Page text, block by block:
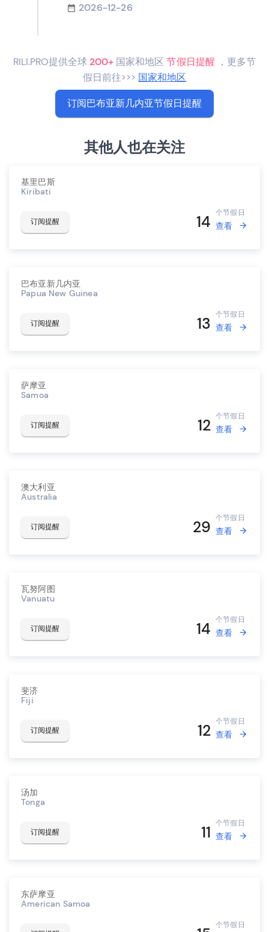
2026-12-26
RILI.PRO提供全球 200+ 国家和地区节假日提醒 ，更多节
假日前往>>> 国家和地区
订阅巴布亚新几内亚节假日提醒
其他人也在关注
基里巴斯
Kiribati
订阅提醒 14 个节假日
查看
巴布亚新几内亚
Papua New Guinea
订阅提醒 13 个节假日
查看
萨摩亚
Samoa
订阅提醒 12 个节假日
查看
澳大利亚
Australia
订阅提醒 29 个节假日
查看
瓦努阿图
Vanuatu
订阅提醒 14 个节假日
查看
斐济
Fiji
订阅提醒 12 个节假日
查看
汤加
Tonga
订阅提醒 11 个节假日
查看
东萨摩亚
American Samoa
个节假日